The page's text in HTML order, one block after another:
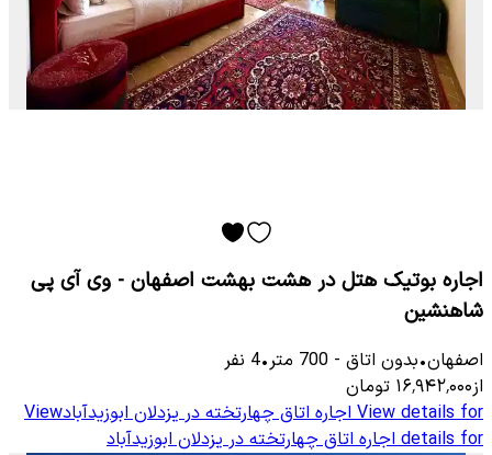
اجاره بوتیک هتل در هشت بهشت اصفهان - وی آی پی
شاهنشین
اصفهان•بدون اتاق -
700 متر•
4 نفر
از۱۶٬۹۴۲٬۰۰۰ تومان
View details for اجاره اتاق چهارتخته در یزدلان ابوزیدآبادView
details for اجاره اتاق چهارتخته در یزدلان ابوزیدآباد